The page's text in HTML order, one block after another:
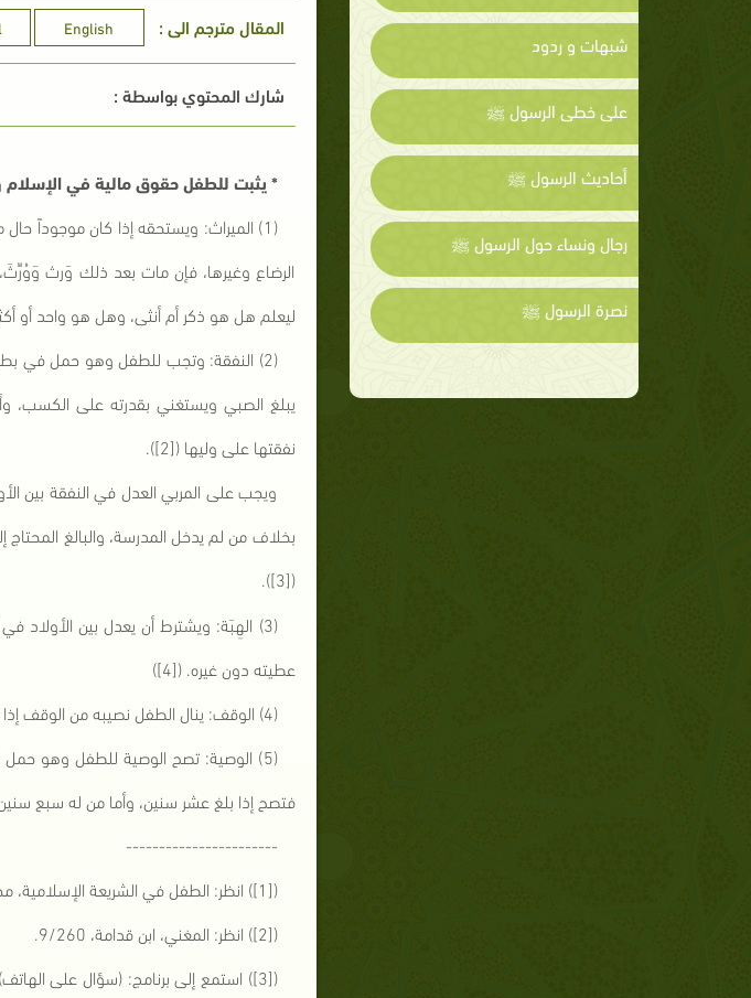
شبهات و ردود
على خطى الرسول ﷺ
أحاديث الرسول ﷺ
رجال ونساء حول الرسول ﷺ
نصرة الرسول ﷺ
المقال مترجم الى : English
شارك المحتوي بواسطة :
* يثبت للطفل حقوق مالية في
(1) الميراث: ويستحقه إذا كان موجوداً
الرضاع وغيرها، فإن مات بعد ذلك وَرث
ليعلم هل هو ذكر أم أنثى، وهل هو واحد أو أكثر
(2) النفقة: وتجب للطفل وهو حمل في
يبلغ الصبي ويستغني بقدرته على الكسب،
نفقتها على وليها ([2]).
ويجب على المربي العدل في النفقة بين
بخلاف من لم يدخل المدرسة، والبالغ المحتاج
([3]).
(3) الهِبَة: ويشترط أن يعدل بين
عطيته دون غيره. ([4])
(4) الوقف: ينال الطفل نصيبه من الوقف إذا كان موجوداً حال تخصيص الوقف ([5]).
(5) الوصية: تصح الوصية للطفل وهو
فتصح إذا بلغ عشر سنين، وأما من له سبع
-----------------------
([1]) انظر: الطفل في الشريعة الإسلامية، محمد الصالح، ص 76.
([2]) انظر: المغني، ابن قدامة، 9/260.